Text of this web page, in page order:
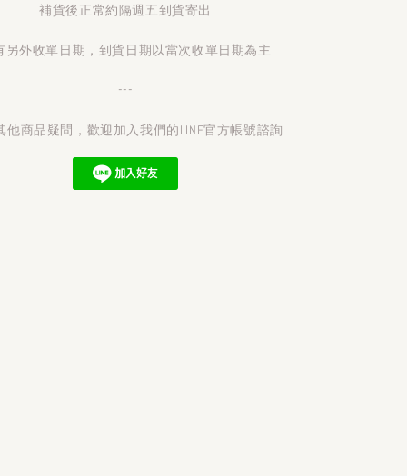
補貨後正常約隔週五到貨寄出
另外收單日期，到貨日期以當次收單日期為主
---
他商品疑問，歡迎加入我們的LINE官方帳號諮詢